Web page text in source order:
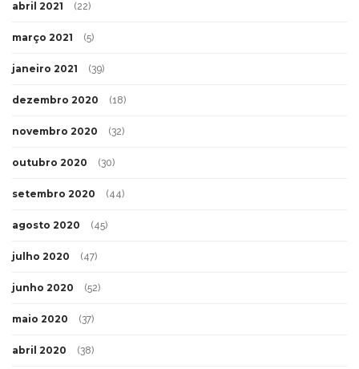
abril 2021 (22)
março 2021 (5)
janeiro 2021 (39)
dezembro 2020 (18)
novembro 2020 (32)
outubro 2020 (30)
setembro 2020 (44)
agosto 2020 (45)
julho 2020 (47)
junho 2020 (52)
maio 2020 (37)
abril 2020 (38)